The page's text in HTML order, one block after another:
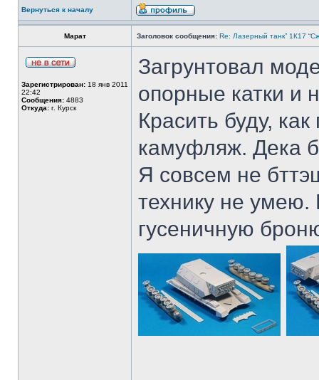
Вернуться к началу
Марат Заголовок сообщения: Re: Лазерный танк” 1К17
Зарегистрирован: 18 янв 2011
22:42
Сообщения: 4883
Откуда: г. Курск
Загрунтовал
опорные катки и
Красить буду,
камуфляж. Дека
Я совсем не
технику не умею.
гусеничную